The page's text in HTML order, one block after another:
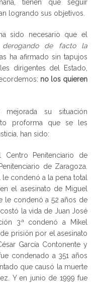
tienen que seguir
logrando sus objetivos.
sido necesario que el
de facto la
ha afirmado sin tapujos
dirigentes del Estado,
no los quieren
su situación
proforma que se les
han sido:
Centro Penitenciario de
de Zaragoza.
condenó a la pena total
el asesinato de Miguel
le condenó a 52 años de
la vida de Juan José
3ª condenó a Mikel
prisión por el asesinato
García Contonente y
condenado a 351 años
que causó la muerte
Y en junio de 1999 fue